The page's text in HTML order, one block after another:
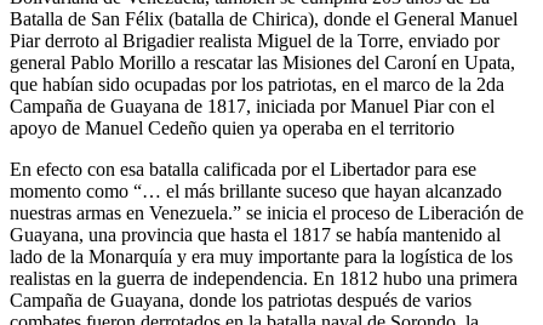
Batalla de San Félix (batalla de Chirica), donde el General Manuel
Piar derroto al Brigadier realista Miguel de la Torre, enviado por
general Pablo Morillo a rescatar las Misiones del Caroní en Upata,
que habían sido ocupadas por los patriotas, en el marco de la 2da
Campaña de Guayana de 1817, iniciada por Manuel Piar con el
apoyo de Manuel Cedeño quien ya operaba en el territorio
En efecto con esa batalla calificada por el Libertador para ese
momento como “… el más brillante suceso que hayan alcanzado
nuestras armas en Venezuela.” se inicia el proceso de Liberación de
Guayana, una provincia que hasta el 1817 se había mantenido al
lado de la Monarquía y era muy importante para la logística de los
realistas en la guerra de independencia. En 1812 hubo una primera
Campaña de Guayana, donde los patriotas después de varios